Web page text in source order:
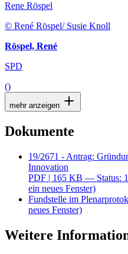
Rene Röspel
© René Röspel/ Susie Knoll
Röspel, René
SPD
()
mehr anzeigen
Dokumente
19/2671 - Antrag:
Innovation
PDF | 165 KB — Status:
ein neues Fenster)
Fundstelle im
neues Fenster)
Weitere